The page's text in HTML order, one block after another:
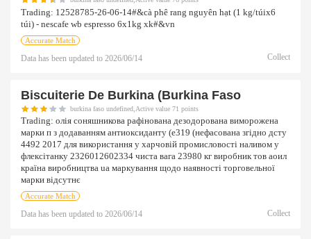
Trading: 12528785-26-06-14#&cà phê rang nguyên hạt (1 kg/túix6
túi) - nescafe wb espresso 6x1kg xk#&vn
Accurate Match
Data has been updated to 2026/06/14 Collect
Biscuiterie De Burkina (burkina Faso
burkina faso undefined,Active value 71 points
Trading: олія соняшникова рафінована дезодорована виморожена
марки п з додаванням антиоксиданту (е319 (нефасована згідно дсту
4492 2017 для використання у харчовій промисловості наливом у
флексітанку 2326012602334 чиста вага 23980 кг виробник тов аоил
країна виробництва ua маркування щодо наявності торговельної
марки відсутнє
Accurate Match
Data has been updated to 2026/06/14 Collect